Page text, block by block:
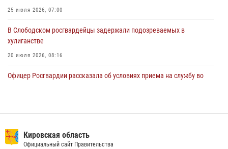
25 июля 2026, 07:00
В Слободском росгвардейцы задержали подозреваемых в
хулиганстве
20 июля 2026, 08:16
Офицер Росгвардии рассказала об условиях приема на службу во
находящегося в розыске
24 июля 2026, 09:01
Кировская область
Официальный сайт Правительства